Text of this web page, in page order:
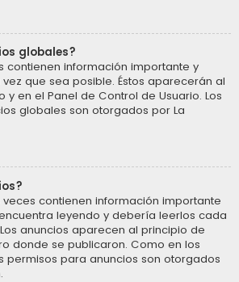
globales?
contienen información importante y
que sea posible. Éstos aparecerán al
en el Panel de Control de Usuario. Los
globales son otorgados por La
veces contienen información importante
leyendo y debería leerlos cada
anuncios aparecen al principio de
donde se publicaron. Como en los
permisos para anuncios son otorgados